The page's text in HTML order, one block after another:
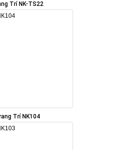
Trí NK-TS22
Trí NK104